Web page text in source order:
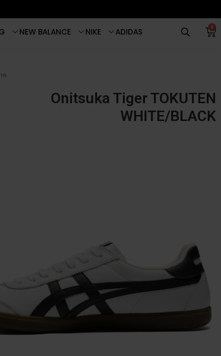
0
ADIDAS
NIKE
NEW BALANCE
Onitsuka Tiger TOKUTEN
WHITE/BLACK